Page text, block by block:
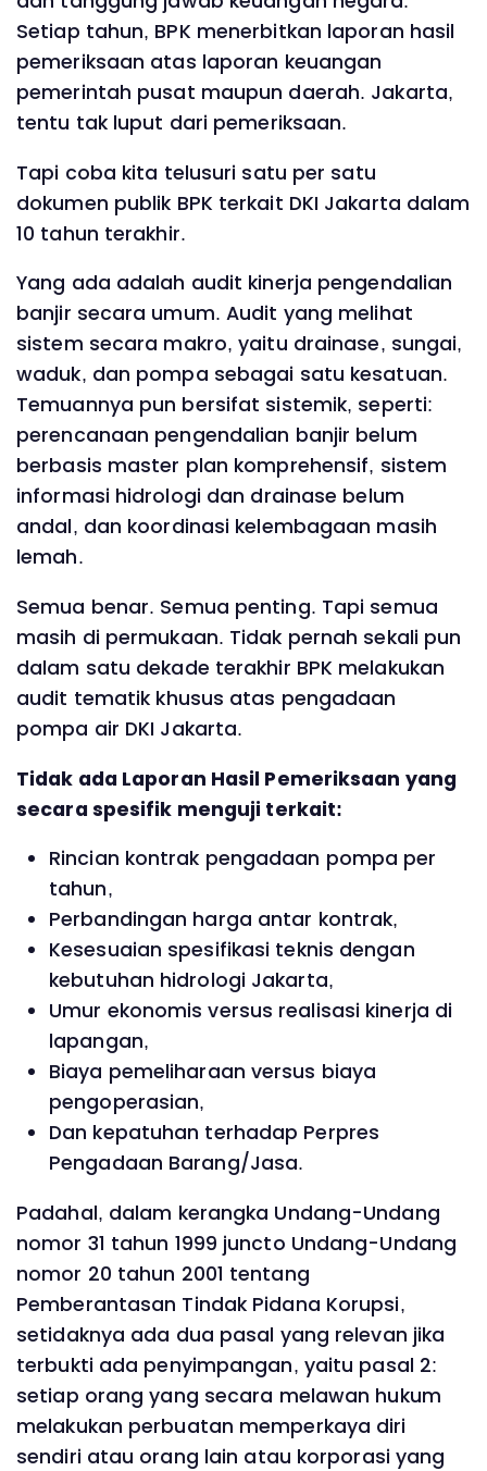
Setiap tahun, BPK menerbitkan laporan hasil
pemeriksaan atas laporan keuangan
pemerintah pusat maupun daerah. Jakarta,
tentu tak luput dari pemeriksaan.
Tapi coba kita telusuri satu per satu
dokumen publik BPK terkait DKI Jakarta dalam
10 tahun terakhir.
Yang ada adalah audit kinerja pengendalian
banjir secara umum. Audit yang melihat
sistem secara makro, yaitu drainase, sungai,
waduk, dan pompa sebagai satu kesatuan.
Temuannya pun bersifat sistemik, seperti:
perencanaan pengendalian banjir belum
berbasis master plan komprehensif, sistem
informasi hidrologi dan drainase belum
andal, dan koordinasi kelembagaan masih
lemah.
Semua benar. Semua penting. Tapi semua
masih di permukaan. Tidak pernah sekali pun
dalam satu dekade terakhir BPK melakukan
audit tematik khusus atas pengadaan
pompa air DKI Jakarta.
Tidak ada Laporan Hasil Pemeriksaan yang
secara spesifik menguji terkait:
Rincian kontrak pengadaan pompa per
tahun,
Perbandingan harga antar kontrak,
Kesesuaian spesifikasi teknis dengan
kebutuhan hidrologi Jakarta,
Umur ekonomis versus realisasi kinerja di
lapangan,
Biaya pemeliharaan versus biaya
pengoperasian,
Dan kepatuhan terhadap Perpres
Pengadaan Barang/Jasa.
Padahal, dalam kerangka Undang-Undang
nomor 31 tahun 1999 juncto Undang-Undang
nomor 20 tahun 2001 tentang
Pemberantasan Tindak Pidana Korupsi,
setidaknya ada dua pasal yang relevan jika
terbukti ada penyimpangan, yaitu pasal 2:
setiap orang yang secara melawan hukum
melakukan perbuatan memperkaya diri
sendiri atau orang lain atau korporasi yang